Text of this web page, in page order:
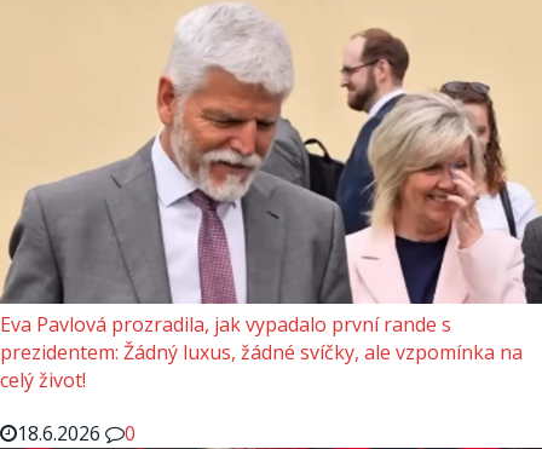
Eva Pavlová prozradila, jak vypadalo první rande s
prezidentem: Žádný luxus, žádné svíčky, ale vzpomínka na
celý život!
18.6.2026
0